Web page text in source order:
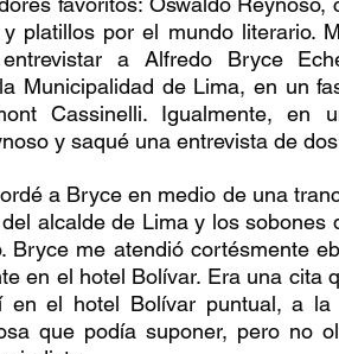
platillos por el mundo literario.
entrevistar a Alfredo Bryce
Municipalidad de Lima, en un
Cassinelli. Igualmente, en
y saqué una entrevista de
a Bryce en medio de una
alcalde de Lima y los sobones
Bryce me atendió cortésmente
en el hotel Bolívar. Era una cita
en el hotel Bolívar puntual, a
que podía suponer, pero no